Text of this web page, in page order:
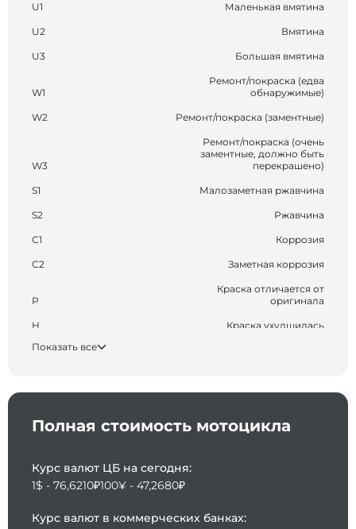
U1 Маленькая вмятина
U2 Вмятина
U3 Большая вмятина
W1
Ремонт/покраска (едва
обнаружимые)
W2 Ремонт/покраска (заментные)
W3
Ремонт/покраска (очень
заментные, должно быть
перекрашено)
S1 Малозаметная ржавчина
S2 Ржавчина
С1 Коррозия
С2 Заметная коррозия
P
Краска отличается от
оригинала
H Краска ухудшилась
XX
B2
Вмятина с царапиной
(размером с ладонь)
В3
Показать все
Полная стоимость мотоцикла
Курс валют ЦБ на сегодня:
1$ - 76,6210₽100¥ - 47,2680₽
Курс валют в коммерческих банках: